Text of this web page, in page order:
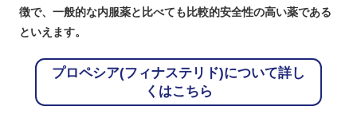
徴で、一般的な内服薬と比べても比較的安全性の高い薬である
といえます。
プロペシア(フィナステリド)について詳し
くはこちら